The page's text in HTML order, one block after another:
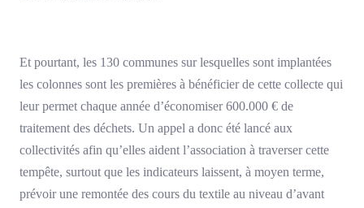
Et pourtant, les 130 communes sur lesquelles sont implantées
les colonnes sont les premières à bénéficier de cette collecte qui
leur permet chaque année d’économiser 600.000 € de
traitement des déchets. Un appel a donc été lancé aux
collectivités afin qu’elles aident l’association à traverser cette
tempête, surtout que les indicateurs laissent, à moyen terme,
prévoir une remontée des cours du textile au niveau d’avant